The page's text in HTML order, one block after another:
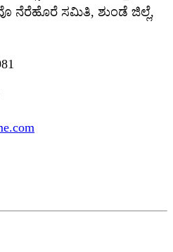
ನೆರೆಹೊರೆ ಸಮಿತಿ, ಶುಂಡೆ ಜಿಲ್ಲೆ,